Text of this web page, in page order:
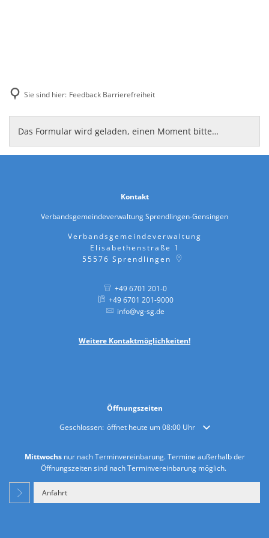
Sie sind hier: Feedback Barrierefreiheit
Feedback
Barrierefreiheit
Das Formular wird geladen, einen Moment bitte…
Kontakt
Verbandsgemeindeverwaltung Sprendlingen-Gensingen
Verbandsgemeindeverwaltung
Elisabethenstraße 1
55576 Sprendlingen
+49 6701 201-0
+49 6701 201-9000
info@vg-sg.de
Weitere Kontaktmöglichkeiten!
Öffnungszeiten
Klicken, um weitere Öffnungs- oder Schließzeiten
Geschlossen: öffnet heute um 08:00 Uhr
Mittwochs nur nach Terminvereinbarung. Termine außerhalb der
Öffnungszeiten sind nach Terminvereinbarung möglich.
Anfahrt